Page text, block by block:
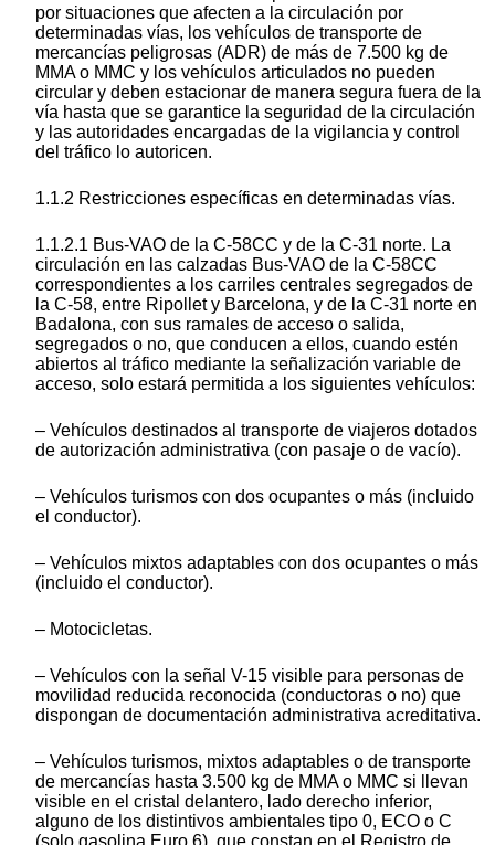
por situaciones que afecten a la circulación por
determinadas vías, los vehículos de transporte de
mercancías peligrosas (ADR) de más de 7.500 kg de
MMA o MMC y los vehículos articulados no pueden
circular y deben estacionar de manera segura fuera de la
vía hasta que se garantice la seguridad de la circulación
y las autoridades encargadas de la vigilancia y control
del tráfico lo autoricen.
1.1.2 Restricciones específicas en determinadas vías.
1.1.2.1 Bus-VAO de la C-58CC y de la C-31 norte. La
circulación en las calzadas Bus-VAO de la C-58CC
correspondientes a los carriles centrales segregados de
la C-58, entre Ripollet y Barcelona, y de la C-31 norte en
Badalona, con sus ramales de acceso o salida,
segregados o no, que conducen a ellos, cuando estén
abiertos al tráfico mediante la señalización variable de
acceso, solo estará permitida a los siguientes vehículos:
– Vehículos destinados al transporte de viajeros dotados
de autorización administrativa (con pasaje o de vacío).
– Vehículos turismos con dos ocupantes o más (incluido
el conductor).
– Vehículos mixtos adaptables con dos ocupantes o más
(incluido el conductor).
– Motocicletas.
– Vehículos con la señal V-15 visible para personas de
movilidad reducida reconocida (conductoras o no) que
dispongan de documentación administrativa acreditativa.
– Vehículos turismos, mixtos adaptables o de transporte
de mercancías hasta 3.500 kg de MMA o MMC si llevan
visible en el cristal delantero, lado derecho inferior,
alguno de los distintivos ambientales tipo 0, ECO o C
(solo gasolina Euro 6), que constan en el Registro de